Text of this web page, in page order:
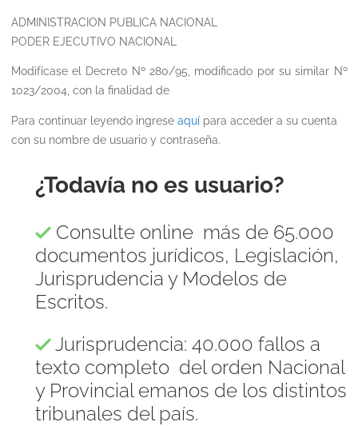
ADMINISTRACION PUBLICA NACIONAL
PODER EJECUTIVO NACIONAL
Modifícase el Decreto Nº 280/95, modificado por su similar Nº
1023/2004, con la finalidad de
Para continuar leyendo ingrese aquípara acceder a su cuenta
con su nombre de usuario y contraseña.
¿Todavía no es usuario?
Consulte online más de 65.000
documentos jurídicos, Legislación,
Jurisprudencia y Modelos de
Escritos.
Jurisprudencia: 40.000 fallos a
texto completo del orden Nacional
y Provincial emanos de los distintos
tribunales del país.